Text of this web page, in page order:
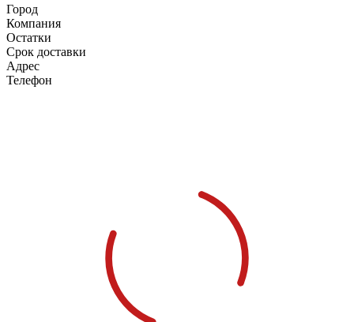
Город
Компания
Остатки
Срок доставки
Адрес
Телефон